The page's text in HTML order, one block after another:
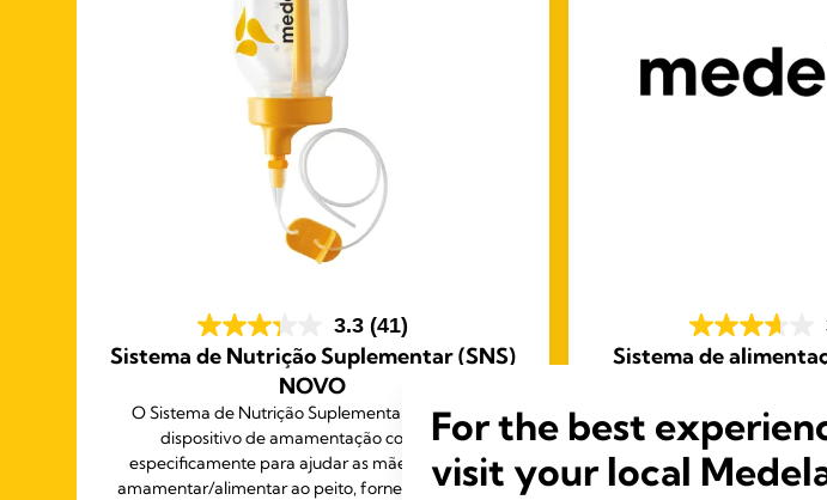
3.3 (41)
Sistema de Nutrição Suplementar (SNS)
NOVO
O Sistema de Nutrição Suplementar (SNS) é um
dispositivo de amamentação concebido
especificamente para ajudar as mães e os pais a
amamentar/alimentar ao peito, fornecendo leite ao
Sistema de
concebido para os bebés
vácuo devido a
neurológicos, ou por terem
ou
For the best
visit your local